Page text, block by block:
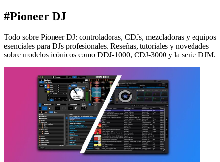
#Pioneer DJ
Todo sobre Pioneer DJ: controladoras, CDJs, mezcladoras y equipos
esenciales para DJs profesionales. Reseñas, tutoriales y novedades
sobre modelos icónicos como DDJ-1000, CDJ-3000 y la serie DJM.